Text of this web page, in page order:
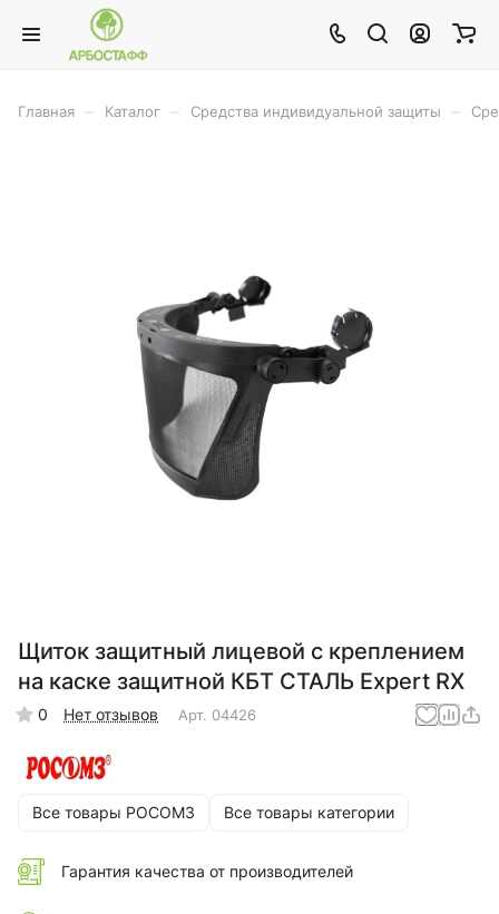
Главная Каталог Средства индивидуальной защиты
Щиток защитный лицевой с креплением
на каске защитной КБТ СТАЛЬ Expert RX
0 Нет отзывов Арт. 04426
Все товары РОСОМЗ Все товары категории
Гарантия качества от производителей